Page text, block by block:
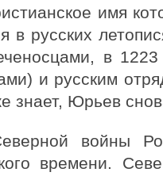
имя
в русских
в
и русским
знает, Юрьев
войны
времени.